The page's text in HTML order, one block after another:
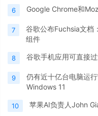
6 Google Chrome和
7
谷歌公布Fuchsia文档
组件
8 谷歌手机应用可直接
9
仍有近十亿台电脑运
Windows 11
10 苹果AI负责人John